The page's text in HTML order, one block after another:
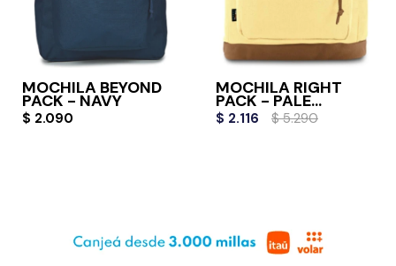
MOCHILA BEYOND
PACK - NAVY
$ 2.090
MOCHILA RIGHT
PACK - PALE
BANANA
$ 2.116 $ 5.290